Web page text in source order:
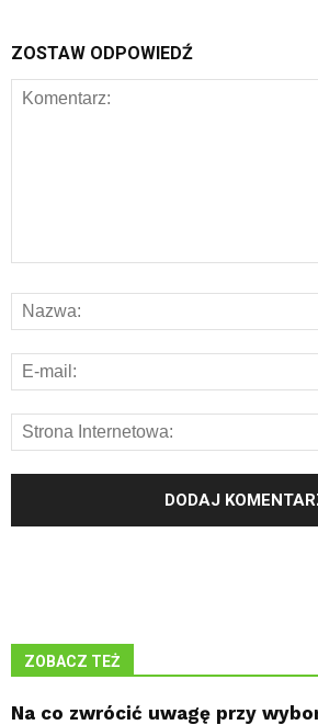
ZOSTAW ODPOWIEDŹ
ZOBACZ TEŻ
Na co zwrócić uwagę przy